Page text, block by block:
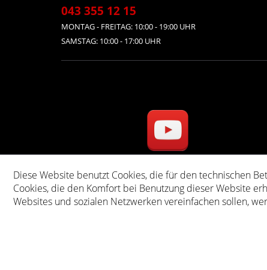
043 355 12 15
MONTAG - FREITAG: 10:00 - 19:00 UHR
SAMSTAG: 10:00 - 17:00 UHR
* Alle Preise inkl.
Diese Website benutzt Cookies, die für den technischen
Cookies, die den Komfort bei Benutzung dieser Website
Websites und sozialen Netzwerken vereinfachen sollen,